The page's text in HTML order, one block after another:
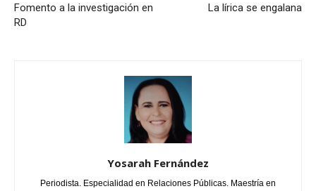
Fomento a la investigación en
RD
La lírica se engalana
Yosarah Fernández
Periodista. Especialidad en Relaciones Públicas. Maestría en